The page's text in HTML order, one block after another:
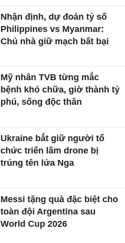
Nhận định, dự đoán tỷ số
Philippines vs Myanmar:
Chủ nhà giữ mạch bất bại
Mỹ nhân TVB từng mắc
bệnh khó chữa, giờ thành tỷ
phú, sống độc thân
Ukraine bắt giữ người tổ
chức triển lãm drone bị
trúng tên lửa Nga
Messi tặng quà đặc biệt cho
toàn đội Argentina sau
World Cup 2026